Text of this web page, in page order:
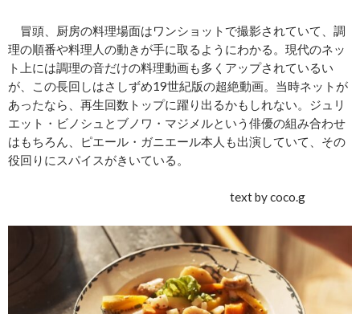
冒頭、厨房の料理場面はワンショットで撮影されていて、調
理の順番や料理人の動きが手に取るようにわかる。現代のネッ
ト上には調理の音だけの料理動画も多くアップされているい
が、この長回しはさしずめ19世紀版の超絶動画。当時ネットが
あったなら、再生回数トップに躍り出るかもしれない。ジュリ
エット・ビノシュとブノワ・マジメルという俳優の組み合わせ
はもちろん、ピエール・ガニエール本人も出演していて、その
役回りにスパイスがきいている。
text by coco.g